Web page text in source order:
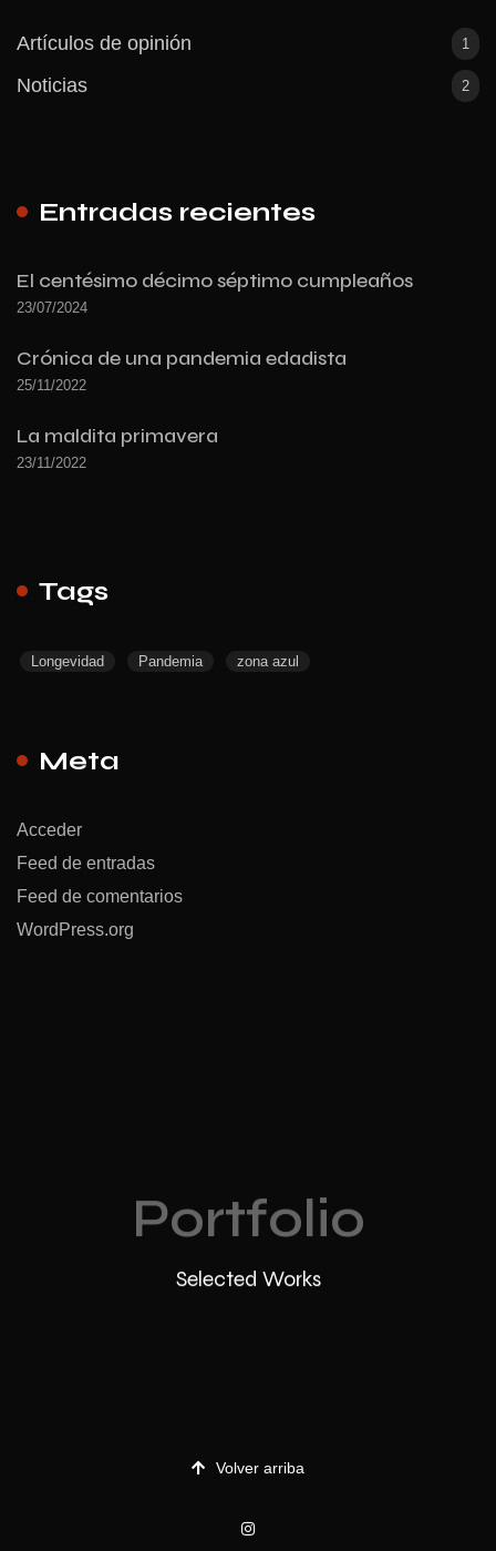
Artículos de opinión 1
Noticias 2
Entradas recientes
El centésimo décimo séptimo cumpleaños
23/07/2024
Crónica de una pandemia edadista
25/11/2022
La maldita primavera
23/11/2022
Tags
Longevidad Pandemia zona azul
Meta
Acceder
Feed de entradas
Feed de comentarios
WordPress.org
Portfolio
Selected Works
Volver arriba